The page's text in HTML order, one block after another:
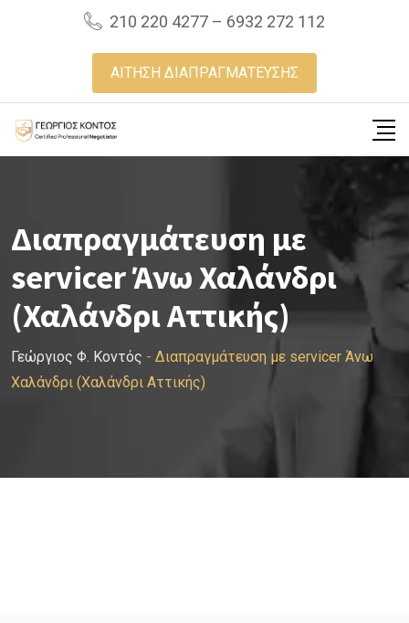
210 220 4277 – 6932 272 112
ΑΙΤΗΣΗ ΔΙΑΠΡΑΓΜΑΤΕΥΣΗΣ
Διαπραγμάτευση με
servicer Άνω Χαλάνδρι
(Χαλάνδρι Αττικής)
Γεώργιος Φ. Κοντός - Διαπραγμάτευση με servicer Άνω
Χαλάνδρι (Χαλάνδρι Αττικής)